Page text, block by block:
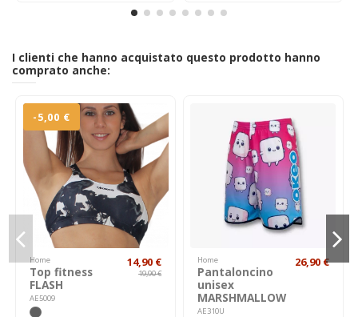
I clienti che hanno acquistato questo prodotto hanno
comprato anche:
-5,00 €
Home
Top fitness
FLASH
AE5009
14,90 €
19,90 €
Home
Pantaloncino
unisex
MARSHMALLOW
AE310U
26,90 €